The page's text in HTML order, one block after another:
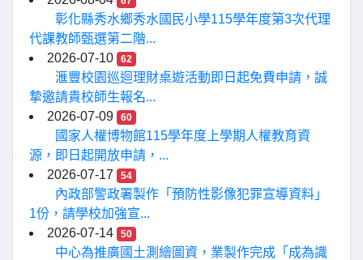
彰化縣秀水鄉秀水國民小學115學年度第3次代理
代課教師甄選第二階...
2026-07-10
62
滙豐校園巡迴理財桌遊活動即日起免費申請，誠
摯邀請貴校師生報名...
2026-07-09
60
國家人權博物館115學年度上學期人權教育資
源，即日起開放申請，...
2026-07-17
54
內政部警政署製作「預防性影像犯罪宣導資料」
1份，請學校加強宣...
2026-07-14
50
中心為推廣國土測繪圖資，業製作完成「成為識